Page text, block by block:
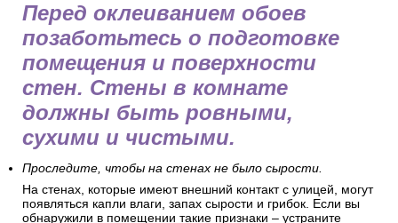
Перед оклеиванием обоев
позаботьтесь о подготовке
помещения и поверхности
стен. Стены в комнате
должны быть ровными,
сухими и чистыми.
Проследите, чтобы на стенах не было сырости.
На стенах, которые имеют внешний контакт с улицей, могут
появляться капли влаги, запах сырости и грибок. Если вы
обнаружили в помещении такие признаки – устраните